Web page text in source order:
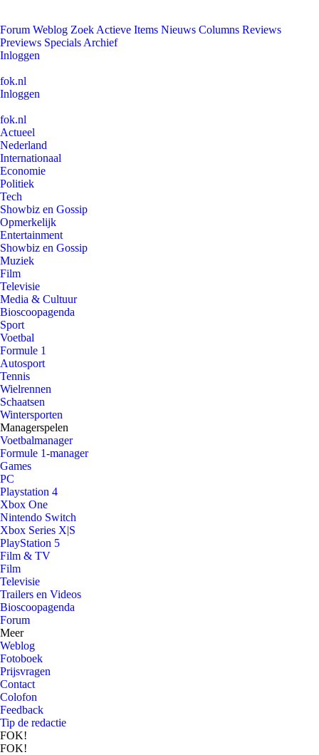
Forum Weblog Zoek Actieve Items Nieuws Columns Reviews
Previews Specials Archief
Inloggen
fok.nl
Inloggen
fok.nl
Actueel
Nederland
Internationaal
Economie
Politiek
Tech
Showbiz en Gossip
Opmerkelijk
Entertainment
Showbiz en Gossip
Muziek
Film
Televisie
Media & Cultuur
Bioscoopagenda
Sport
Voetbal
Formule 1
Autosport
Tennis
Wielrennen
Schaatsen
Wintersporten
Managerspelen
Voetbalmanager
Formule 1-manager
Games
PC
Playstation 4
Xbox One
Nintendo Switch
Xbox Series X|S
PlayStation 5
Film & TV
Film
Televisie
Trailers en Videos
Bioscoopagenda
Forum
Meer
Weblog
Fotoboek
Prijsvragen
Contact
Colofon
Feedback
Tip de redactie
FOK!
FOK!